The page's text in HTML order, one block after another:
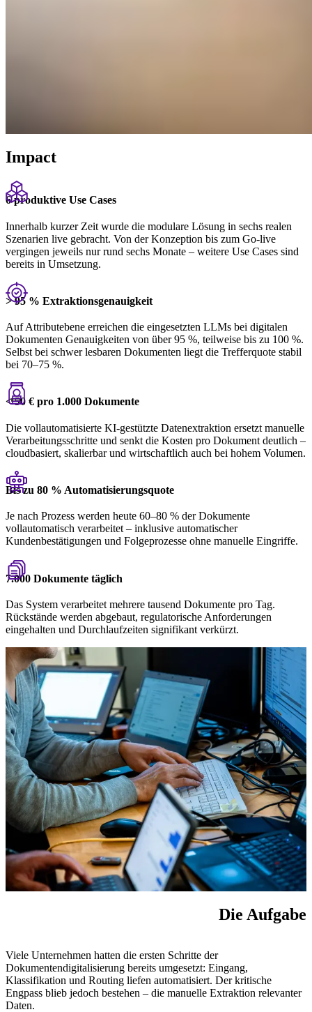
Impact
6 produktive Use Cases
Innerhalb kurzer Zeit wurde die modulare Lösung in sechs realen
Szenarien live gebracht. Von der Konzeption bis zum Go-live
vergingen jeweils nur rund sechs Monate – weitere Use Cases sind
bereits in Umsetzung.
> 95 % Extraktionsgenauigkeit
Auf Attributebene erreichen die eingesetzten LLMs bei digitalen
Dokumenten Genauigkeiten von über 95 %, teilweise bis zu 100 %.
Selbst bei schwer lesbaren Dokumenten liegt die Trefferquote stabil
bei 70–75 %.
< 50 € pro 1.000 Dokumente
Die vollautomatisierte KI-gestützte Datenextraktion ersetzt manuelle
Verarbeitungsschritte und senkt die Kosten pro Dokument deutlich –
cloudbasiert, skalierbar und wirtschaftlich auch bei hohem Volumen.
Bis zu 80 % Automatisierungsquote
Je nach Prozess werden heute 60–80 % der Dokumente
vollautomatisch verarbeitet – inklusive automatischer
Kundenbestätigungen und Folgeprozesse ohne manuelle Eingriffe.
7.000 Dokumente täglich
Das System verarbeitet mehrere tausend Dokumente pro Tag.
Rückstände werden abgebaut, regulatorische Anforderungen
eingehalten und Durchlaufzeiten signifikant verkürzt.
Die Aufgabe
Viele Unternehmen hatten die ersten Schritte der
Dokumentendigitalisierung bereits umgesetzt: Eingang,
Klassifikation und Routing liefen automatisiert. Der kritische
Engpass blieb jedoch bestehen – die manuelle Extraktion relevanter
Daten.